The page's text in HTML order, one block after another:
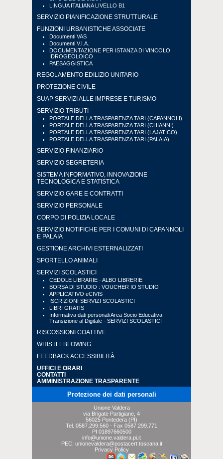
LINGUA ITALIANA LIVELLO B1
SERVIZIO PIANIFICAZIONE STRUTTURALE
FUNZIONI URBANISTICHE ASSOCIATE
Documenti VAS
Documenti V.I.A.
DOCUMENTAZIONE PER ISTANZA DI VINCOLO
IDROGEOLOICO
PAESAGGISTICA
REGOLAMENTO EDILIZIO UNITARIO
PROTEZIONE CIVILE
SUAP SERVIZI ALLE IMPRESE E TURISMO
SERVIZIO TRIBUTI
PORTALE DELLA TRASPARENZA TARI (CAPANNOLI)
PORTALE DELLA TRASPARENZA TARI (CHIANNI)
PORTALE DELLA TRASPARENZA TARI (LAJATICO)
PORTALE DELLA TRASPARENZA TARI (PALAIA)
SERVIZIO FINANZIARIO
SERVIZIO SEGRETERIA
SISTEMA INFORMATIVO, INNOVAZIONE
TECNOLOGICA E STATISTICA
SERVIZIO GARE E CONTRATTI
SERVIZIO PERSONALE
CORPO DI POLIZIA LOCALE
SERVIZIO NOTIFICHE PER I COMUNI DI CAPANNOLI
E PALAIA
GESTIONE ARCHIVI ESTERNALIZZATI
SPORTELLO ANIMALI
SERVIZI SCOLASTICI
CEDOLE LIBRARIE - ALBO LIBRERIE
BORSA DI STUDIO : VOUCHER IO STUDIO
APPLICATIVO eCIVIS
ISCRIZIONI SERVIZI SCOLASTICI
LIBRI GRATIS
Informativa dati personali Area Socio Educativa
Transizione al Digitale - SERVIZI SCOLASTICI
RISCOSSIONI COATTIVE
WHISTLEBLOWING
FEEDBACK ACCESSIBILITÀ
UFFICI E ORARI
CONTATTI
AMMINISTRAZIONE TRASPARENTE
Protezione dei dati personali
Unione Valdera
via Brigate Partigiane, 4
56025 Pontedera (PI)
Tel. 0587.299.560 - Fax 0587.299.771
PI 01897660500
info@unione.valdera.pi.it
PEC: unionevaldera@postacert.toscana.it
Privacy Policy